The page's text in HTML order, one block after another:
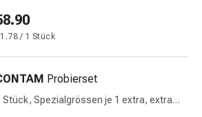
/ 1 Stück
Probierset
Stück, Spezialgrössen je 1 extra, extra